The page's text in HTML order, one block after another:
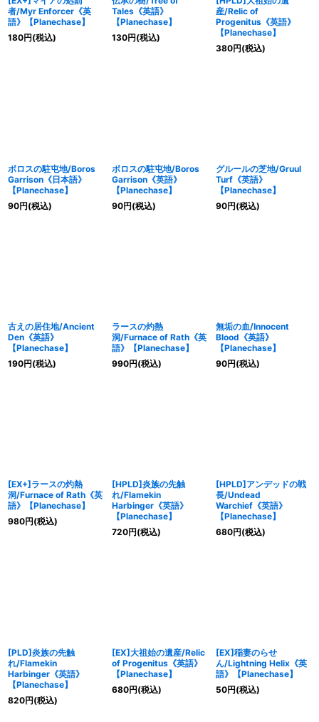
者/Myr Enforcer《英
語》【Planechase】
180円(税込)
Tales《英語》
【Planechase】
130円(税込)
産/Relic of
Progenitus《英語》
【Planechase】
380円(税込)
ボロスの駐屯地/Boros
Garrison《日本語》
【Planechase】
90円(税込)
ボロスの駐屯地/Boros
Garrison《英語》
【Planechase】
90円(税込)
グルールの芝地/Gruul
Turf《英語》
【Planechase】
90円(税込)
古えの居住地/Ancient
Den《英語》
【Planechase】
190円(税込)
ラースの灼熱
洞/Furnace of Rath《英
語》【Planechase】
990円(税込)
無垢の血/Innocent
Blood《英語》
【Planechase】
90円(税込)
[EX+]ラースの灼熱
洞/Furnace of Rath《英
語》【Planechase】
980円(税込)
[HPLD]炎族の先触
れ/Flamekin
Harbinger《英語》
【Planechase】
720円(税込)
[HPLD]アンデッドの戦
長/Undead
Warchief《英語》
【Planechase】
680円(税込)
[PLD]炎族の先触
れ/Flamekin
Harbinger《英語》
【Planechase】
820円(税込)
[EX]大祖始の遺産/Relic
of Progenitus《英語》
【Planechase】
680円(税込)
[EX]稲妻のらせ
ん/Lightning Helix《英
語》【Planechase】
50円(税込)